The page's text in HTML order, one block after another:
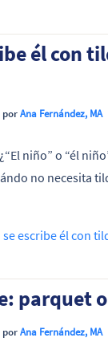
él con
porAna Fernández, MA
niño” o “él
no necesita
se escribe él con
parquet
porAna Fernández, MA